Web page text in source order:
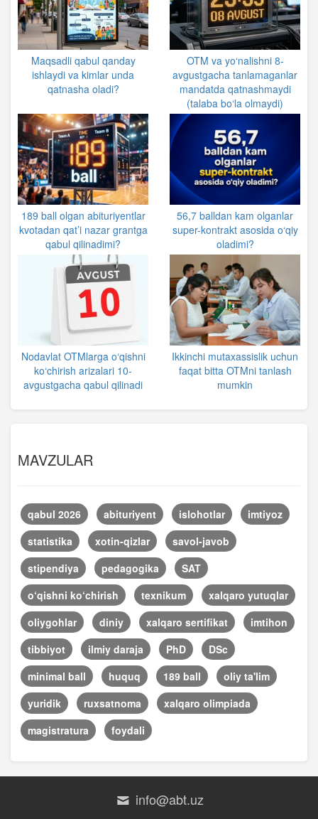
Maqsadli qabul qanday
ishlaydi va kimlar unda
qatnasha oladi?
OTM va yo‘nalishni 8-
avgustgacha tanlamaganlar
mandatda qatnashmaydi
(talaba bo‘la olmaydi)
189 ball olgan abituriyentlar
kvotadan qat’i nazar grantga
qabul qilinadimi?
56,7 balldan kam olganlar
super-kontrakt asosida o‘qiy
oladimi?
Nodavlat OTMlarga o‘qishni
ko‘chirish arizalari 10-
avgustgacha qabul qilinadi
Ikkinchi mutaxassislik uchun
faqat bitta OTMni tanlash
mumkin
MAVZULAR
qabul 2026 abituriyent islohotlar
imtiyoz
statistika
xotin-qizlar
savol-javob
stipendiya
pedagogika
SAT
o‘qishni ko‘chirish
texnikum
xalqaro yutuqlar
oliygohlar
diniy xalqaro sertifikat
imtihon
tibbiyot
ilmiy daraja PhD
DSc
minimal ball
huquq 189 ball
oliy ta'lim
yuridik
ruxsatnoma
xalqaro olimpiada
magistratura
foydali
info@abt.uz